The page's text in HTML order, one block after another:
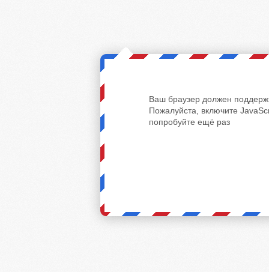
Ваш браузер должен
Пожалуйста, включите
попробуйте ещё раз